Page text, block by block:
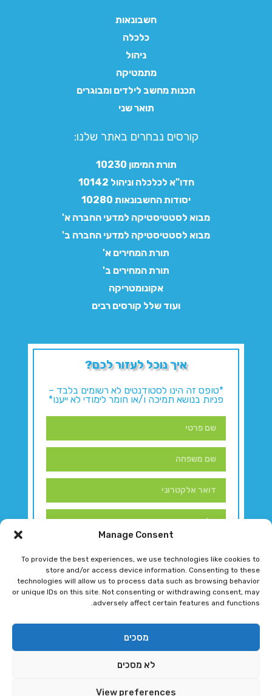
Manage Consent
To provide the best experiences, we use technologies like cookies to
store and/or access device information. Consenting to these
technologies will allow us to process data such as browsing behavior
or unique IDs on this site. Not consenting or withdrawing consent, may
adversely affect certain features and functions.
מסכים
לא מסכים
View preferences
חשבונאות
כלכלה
ניהול
מתמטיקה
תכנות מחשב לילדים ומבוגרים
תואר שני
קורסים נבחרים באתר שלנו:​
תורת המימון 10230
חדו"א לכלכלה וניהול 10142
יסודות החשבונאות 10280
מבוא לסטטיסטיקה למדעי החברה א'
מבוא לסטטיסטיקה למדעי החברה ב'
תורת המחירים א'
תורת המחירים ב'
אקונומטריקה
ועוד שלל קורסים רבים
איך נוכל לעזור לכם?
*טופס זה הינו לסטודנטים לא רשומים בלבד –
פניות בנושא תמיכה ו/או חומר לימודי לא ייענו*